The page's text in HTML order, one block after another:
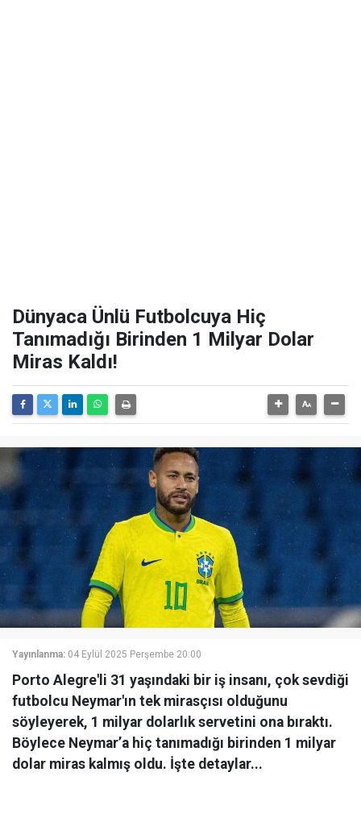
Dünyaca Ünlü Futbolcuya Hiç
Tanımadığı Birinden 1 Milyar Dolar
Miras Kaldı!
Yayınlanma: 04 Eylül 2025 Perşembe 20:00
Porto Alegre'li 31 yaşındaki bir iş insanı, çok sevdiği
futbolcu Neymar'ın tek mirasçısı olduğunu
söyleyerek, 1 milyar dolarlık servetini ona bıraktı.
Böylece Neymar’a hiç tanımadığı birinden 1 milyar
dolar miras kalmış oldu. İşte detaylar...